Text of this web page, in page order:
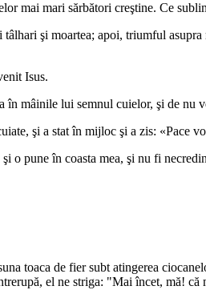
mai mari sărbători creştine. Ce
şi moartea; apoi, triumful
Isus.
mâinile lui semnul cuielor, şi de nu
şi a stat în mijloc şi a zis: «Pace
o pune în coasta mea, şi nu fi
toaca de fier subt atingerea
el ne striga: "Mai încet, mă!